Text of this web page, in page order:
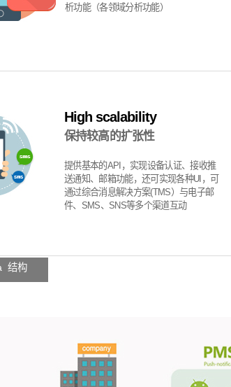
析功能（各领域分析功能）
High scalability
保持较高的扩张性
提供基本的API，实现设备认证、接收推
送通知、邮箱功能，还可实现各种UI，可
通过综合消息解决方案(TMS）与电子邮
件、SMS、SNS等多个渠道互动
结构